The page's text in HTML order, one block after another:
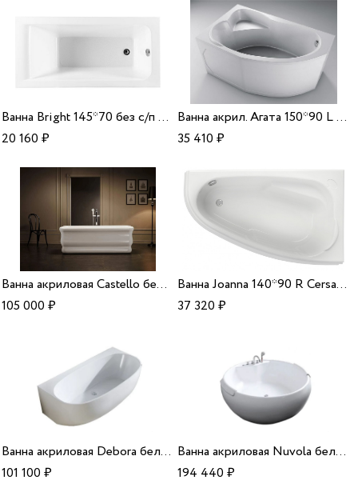
Ванна Bright 145*70 без с/п Aquanet
20 160₽
Ванна акрил. Агата 150*90 L Aquavel
35 410₽
Ванна акриловая Castello белая 170*80*62 Alparini
105 000₽
Ванна Joanna 140*90 R Cersanit
37 320₽
Ванна акриловая Debora белая 171*89*58 Alparini
101 100₽
Ванна акриловая Nuvola белая 160*160*60 Alparini
194 440₽